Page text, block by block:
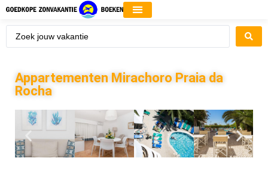
Appartementen Mirachoro Praia da
Rocha